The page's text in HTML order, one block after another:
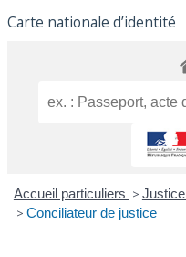
Carte nationale d’identité
Accueil particuliers > Justice
> Conciliateur de justice